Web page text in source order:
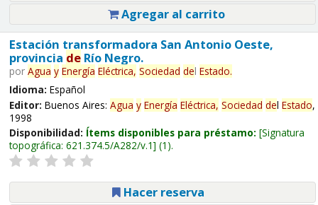
Agregar al carrito
Estación transformadora San Antonio Oeste,
provincia deRío Negro.
por Agua y Energía Eléctrica, Sociedad del Estado.
Idioma: Español
Editor: Buenos Aires: Agua y Energía Eléctrica, Sociedad del Estado,
1998
Disponibilidad: Ítems disponibles para préstamo: Signatura
topográfica: 621.374.5/A282/v.1 (1).
Hacer reserva